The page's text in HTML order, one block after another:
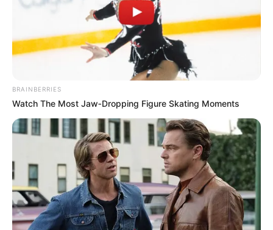
Párt elnöke ellen. Cikk a
hozzászólásoknál! >>>
by May 21, 2026
BRAINBERRIES
Watch The Most Jaw‑Dropping Figure Skating Moments